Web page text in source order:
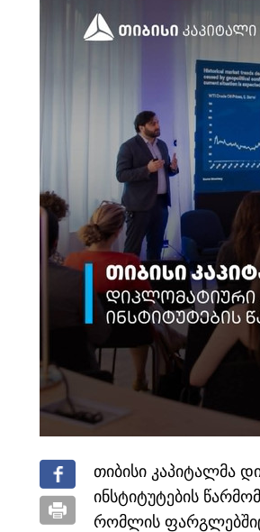
თიბისი კაპიტალმა
ინსტიტუტების
რომლის